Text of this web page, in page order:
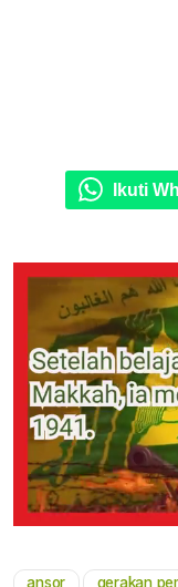
Ikuti
ansor gerakan